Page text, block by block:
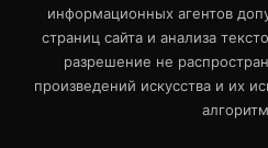
информационных агентов
страниц сайта и анализа
разрешение не
произведений искусства и их